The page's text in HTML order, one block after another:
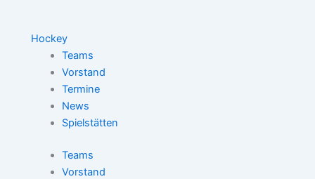
Hockey
Teams
Vorstand
Termine
News
Spielstätten
Teams
Vorstand